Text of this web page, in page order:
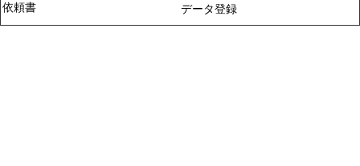
依頼書
データ登録